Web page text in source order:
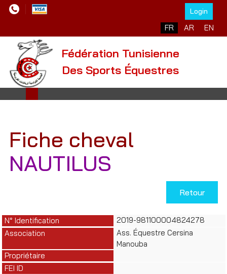
Login
Sélectionnez votre
FR AR EN
Fédération Tunisienne
Des Sports Équestres
Fiche cheval
NAUTILUS
Retour
N° Identification
2019-981100004824278
Association
Ass. Équestre Cersina
Manouba
Propriétaire
FEI ID